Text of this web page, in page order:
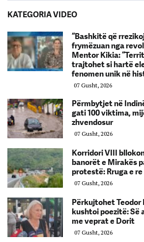
KATEGORIA VIDEO
“Bashkitë që
frymëzuan nga
Mentor Kikia:
trajtohet si hartë
fenomen unik në
07 Gusht, 2026
Përmbytjet në
gati 100 viktima,
zhvendosur
07 Gusht, 2026
Korridori VIII
banorët e Mirakës
protestë: Rruga e re
07 Gusht, 2026
Përkujtohet Teodor
kushtoi poezitë: Së
me veprat e Dorit
07 Gusht, 2026